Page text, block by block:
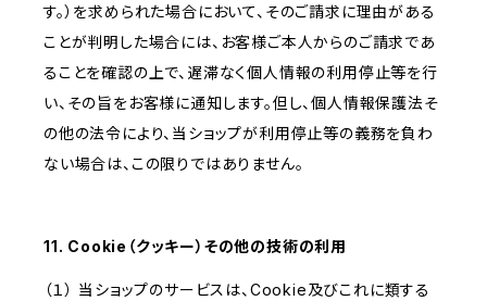
す。）を求められた場合において、そのご請求に理由がある
ことが判明した場合には、お客様ご本人からのご請求であ
ることを確認の上で、遅滞なく個人情報の利用停止等を行
い、その旨をお客様に通知します。但し、個人情報保護法そ
の他の法令により、当ショップが利用停止等の義務を負わ
ない場合は、この限りではありません。
11. Cookie（クッキー）その他の技術の利用
（１） 当ショップのサービスは、Cookie及びこれに類する